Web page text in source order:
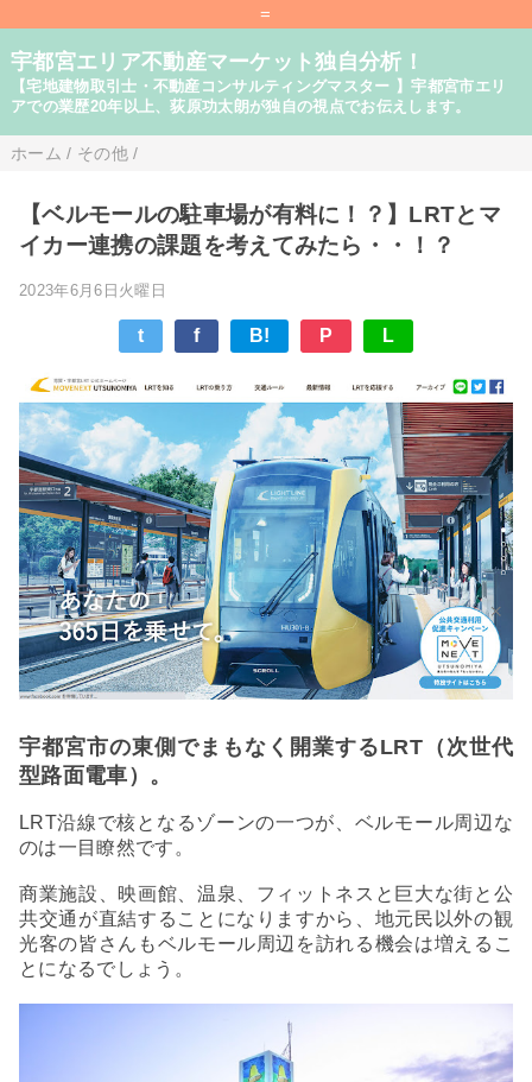
=
宇都宮エリア不動産マーケット独自分析！
【宅地建物取引士・不動産コンサルティングマスター 】宇都宮市エリ
アでの業歴20年以上、荻原功太朗が独自の視点でお伝えします。
ホーム / その他/
【ベルモールの駐車場が有料に！？】LRTとマ
イカー連携の課題を考えてみたら・・！？
2023年6月6日火曜日
t f B! P L
宇都宮市の東側でまもなく開業するLRT（次世代
型路面電車）。
LRT沿線で核となるゾーンの一つが、ベルモール周辺な
のは一目瞭然です。
商業施設、映画館、温泉、フィットネスと巨大な街と公
共交通が直結することになりますから、地元民以外の観
光客の皆さんもベルモール周辺を訪れる機会は増えるこ
とになるでしょう。